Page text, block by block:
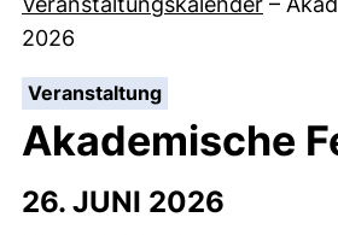
2026
Veranstaltung:
Akademische
26. JUNI 2026